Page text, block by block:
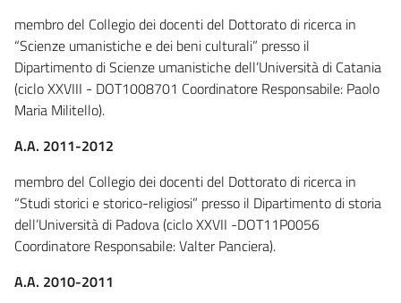
membro del Collegio dei docenti del Dottorato di ricerca in
“Scienze umanistiche e dei beni culturali” presso il
Dipartimento di Scienze umanistiche dell’Università di Catania
(ciclo XXVIII - DOT1008701 Coordinatore Responsabile: Paolo
Maria Militello).
A.A. 2011-2012
membro del Collegio dei docenti del Dottorato di ricerca in
“Studi storici e storico-religiosi” presso il Dipartimento di storia
dell’Università di Padova (ciclo XXVII -DOT11P0056
Coordinatore Responsabile: Valter Panciera).
A.A. 2010-2011